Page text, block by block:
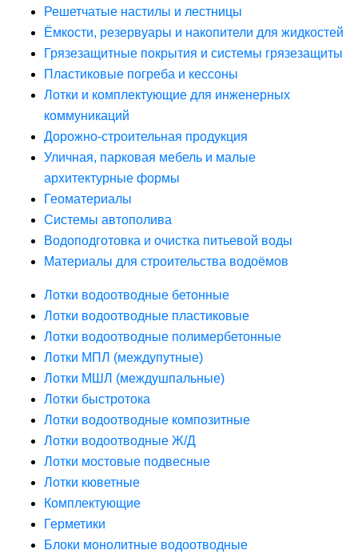
Решетчатые настилы и лестницы
Ёмкости, резервуары и накопители для жидкостей
Грязезащитные покрытия и системы грязезащиты
Пластиковые погреба и кессоны
Лотки и комплектующие для инженерных
коммуникаций
Дорожно-строительная продукция
Уличная, парковая мебель и малые
архитектурные формы
Геоматериалы
Системы автополива
Водоподготовка и очистка питьевой воды
Материалы для строительства водоёмов
Лотки водоотводные бетонные
Лотки водоотводные пластиковые
Лотки водоотводные полимербетонные
Лотки МПЛ (междупутные)
Лотки МШЛ (междушпальные)
Лотки быстротока
Лотки водоотводные композитные
Лотки водоотводные Ж/Д
Лотки мостовые подвесные
Лотки кюветные
Комплектующие
Герметики
Блоки монолитные водоотводные